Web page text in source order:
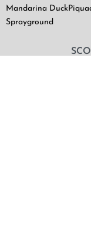
Mandarina Duck
Sprayground